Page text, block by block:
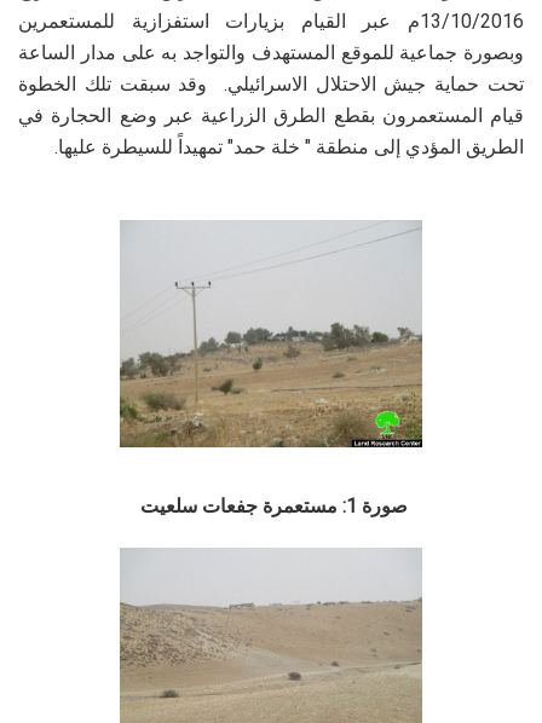
13/10/2016م عبر القيام بزيارات استفزازية للمستعمرين
وبصورة جماعية للموقع المستهدف والتواجد به على مدار الساعة
تحت حماية جيش الاحتلال الاسرائيلي. وقد سبقت تلك الخطوة
قيام المستعمرون بقطع الطرق الزراعية عبر وضع الحجارة في
الطريق المؤدي إلى منطقة " خلة حمد" تمهيداً للسيطرة عليها.
صورة 1: مستعمرة جفعات سلعيت